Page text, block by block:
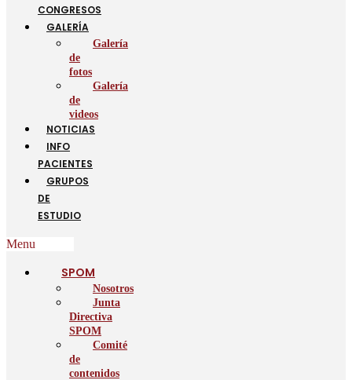
CONGRESOS
GALERÍA
Galería
de
fotos
Galería
de
videos
NOTICIAS
INFO
PACIENTES
GRUPOS
DE
ESTUDIO
Menu
SPOM
Nosotros
Junta
Directiva
SPOM
Comité
de
contenidos